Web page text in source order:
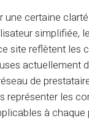
Veritas Carte
gratuite
une certaine
simplifiée,
site reflètent les
actuellement
de
représenter les
à chaque